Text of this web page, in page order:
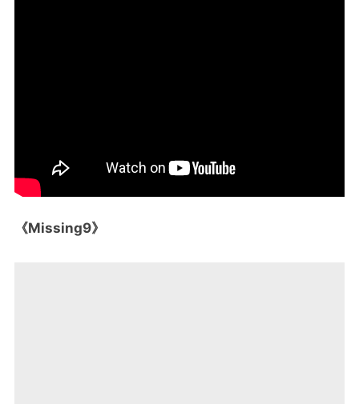
《Missing9》